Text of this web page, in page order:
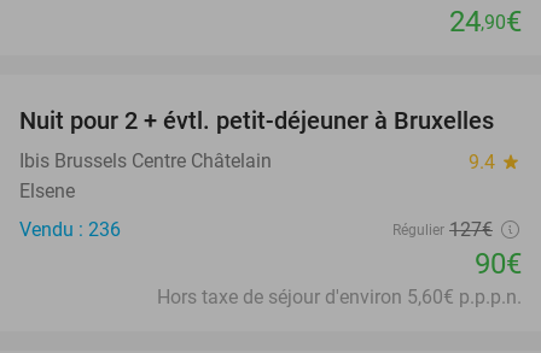
24,90€
29%
Nuit pour 2 + évtl. petit-déjeuner à Bruxelles
Ibis Brussels Centre Châtelain 9.4 star
Elsene
Vendu : 236
Régulier 127€
90€
Hors taxe de séjour d'environ 5,60€ p.p.p.n.